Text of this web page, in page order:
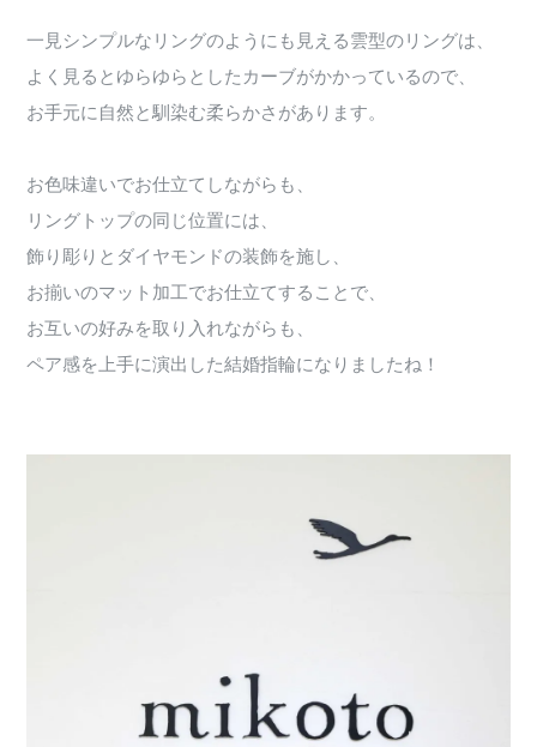
一見シンプルなリングのようにも見える雲型のリングは、
よく見るとゆらゆらとしたカーブがかかっているので、
お手元に自然と馴染む柔らかさがあります。
お色味違いでお仕立てしながらも、
リングトップの同じ位置には、
飾り彫りとダイヤモンドの装飾を施し、
お揃いのマット加工でお仕立てすることで、
お互いの好みを取り入れながらも、
ペア感を上手に演出した結婚指輪になりましたね！